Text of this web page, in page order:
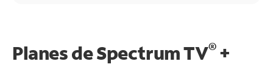
Planes de Spectrum TV®+